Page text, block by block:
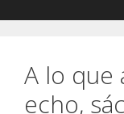
A lo que
echo,